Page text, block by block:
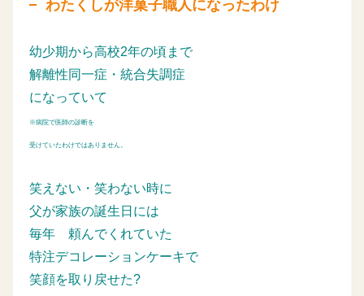
わたくしが洋菓子職人になったわけ
幼少期から高校2年の頃まで
解離性同一症・統合失調症
になっていて
※病院で医師の診断を
受けていたわけではありません。
笑えない・笑わない時に
父が家族の誕生日には
毎年 頼んでくれていた
特注デコレーションケーキで
笑顔を取り戻せた?